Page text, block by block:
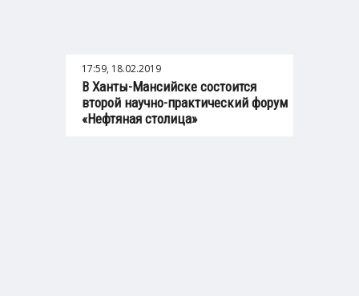
17:59, 18.02.2019
В Ханты-Мансийске состоится
второй научно-практический форум
«Нефтяная столица»